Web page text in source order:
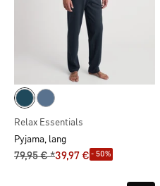
Relax Essentials
Pyjama, lang
79,95 € *39,97 € - 50%